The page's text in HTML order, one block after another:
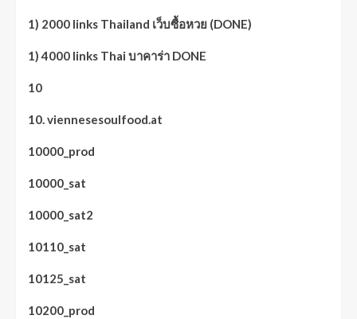
1) 2000 links Thailand เว็บซื้อหวย (DONE)
1) 4000 links Thai บาคาร่า DONE
10
10. viennesesoulfood.at
10000_prod
10000_sat
10000_sat2
10110_sat
10125_sat
10200_prod